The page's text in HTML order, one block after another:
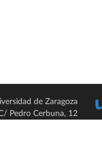
de Zaragoza
Pedro Cerbuna, 12